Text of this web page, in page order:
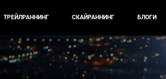
ТРЕЙЛРАННИНГ СКАЙРАННИНГ БЛОГИ